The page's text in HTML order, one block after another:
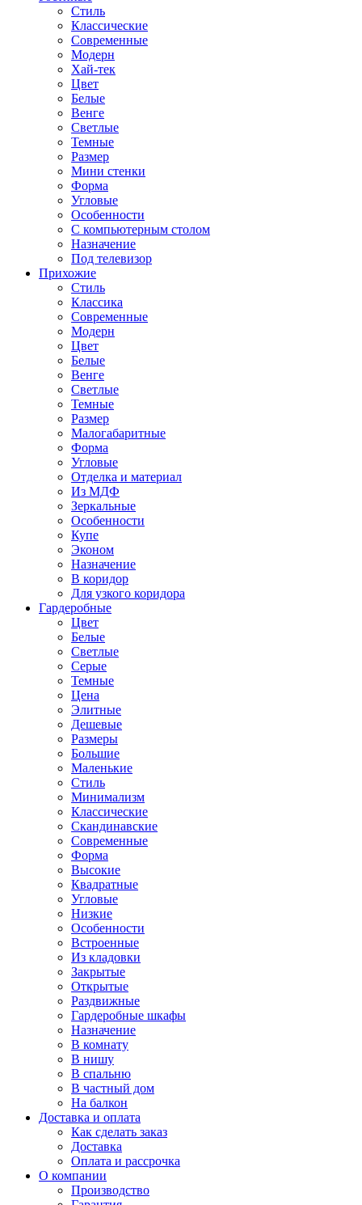
Стиль
Классические
Современные
Модерн
Хай-тек
Цвет
Белые
Венге
Светлые
Темные
Размер
Мини стенки
Форма
Угловые
Особенности
С компьютерным столом
Назначение
Под телевизор
Прихожие
Стиль
Классика
Современные
Модерн
Цвет
Белые
Венге
Светлые
Темные
Размер
Малогабаритные
Форма
Угловые
Отделка и материал
Из МДФ
Зеркальные
Особенности
Купе
Эконом
Назначение
В коридор
Для узкого коридора
Гардеробные
Цвет
Белые
Светлые
Серые
Темные
Цена
Элитные
Дешевые
Размеры
Большие
Маленькие
Стиль
Минимализм
Классические
Скандинавские
Современные
Форма
Высокие
Квадратные
Угловые
Низкие
Особенности
Встроенные
Из кладовки
Закрытые
Открытые
Раздвижные
Гардеробные шкафы
Назначение
В комнату
В нишу
В спальню
В частный дом
На балкон
Доставка и оплата
Как сделать заказ
Доставка
Оплата и рассрочка
О компании
Производство